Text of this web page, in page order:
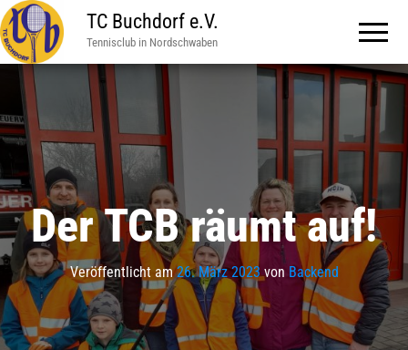
TC Buchdorf e.V.
Tennisclub in Nordschwaben
Der TCB räumt auf!
Veröffentlicht am26. März 2023von Backend